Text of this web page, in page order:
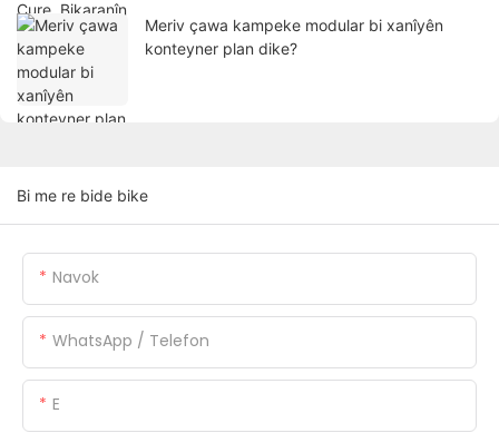
Meriv çawa kampeke modular bi xanîyên
konteyner plan dike?
Bi me re bide bike
Navok
WhatsApp / Telefon
E